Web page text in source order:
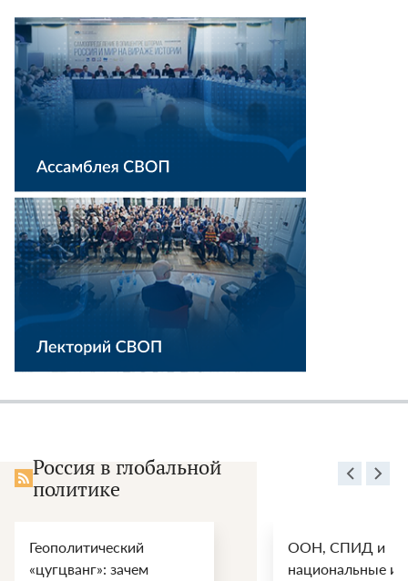
Россия в глобальной
политике
Геополитический
«цугцванг»: зачем
ООН, СПИД и
национальные